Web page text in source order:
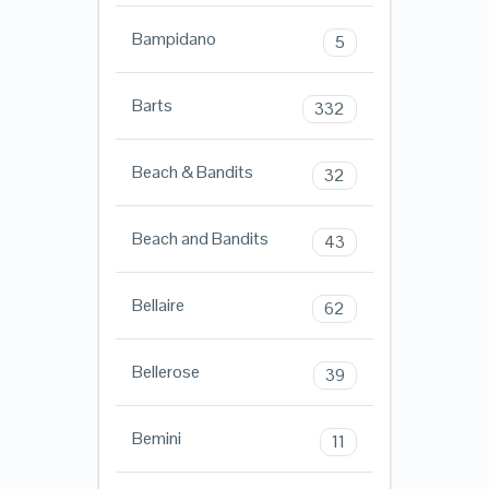
Bampidano 5
Barts 332
Beach & Bandits 32
Beach and Bandits 43
Bellaire 62
Bellerose 39
Bemini 11